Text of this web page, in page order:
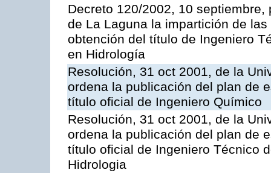
Decreto 120/2002, 10
de La Laguna la impartición de
obtención del título de Ingeniero
en Hidrología
Resolución, 31 oct 2001, de la
ordena la publicación del plan de
título oficial de Ingeniero Químico
Resolución, 31 oct 2001, de la
ordena la publicación del plan de
título oficial de Ingeniero Técnico
Hidrologia